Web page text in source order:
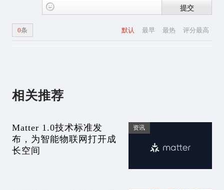
提交
默认 最早 最热 评分最高
0条
相关推荐
Matter 1.0技术标准发
布，为智能物联网打开成
长空间
资讯